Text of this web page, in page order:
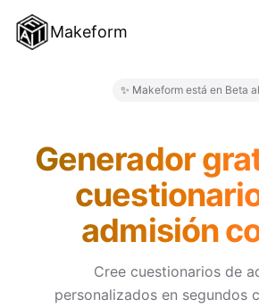
Makeform
PRECIOS
✨ Makeform está en Beta
Generador
admisión
Cree cuestionarios de
personalizados en segundos